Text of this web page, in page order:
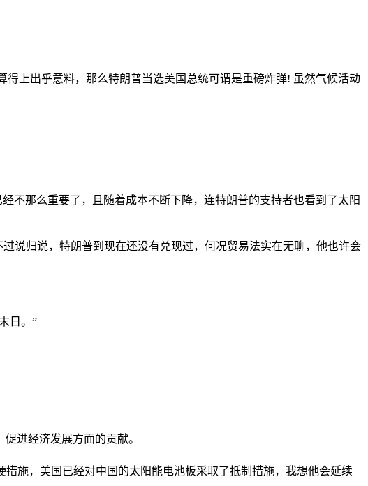
上出乎意料，那么特朗普当选美国总统可谓是重磅炸弹! 虽然气候活动
不那么重要了，且随着成本不断下降，连特朗普的支持者也看到了太阳
说归说，特朗普到现在还没有兑现过，何况贸易法实在无聊，他也许会
日。”
进经济发展方面的贡献。
施，美国已经对中国的太阳能电池板采取了抵制措施，我想他会延续